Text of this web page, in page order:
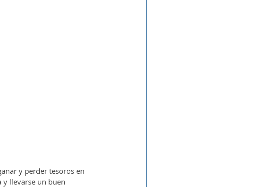
y perder tesoros en
y llevarse un buen